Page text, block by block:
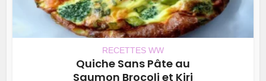
RECETTES WW
Quiche Sans Pâte au
Saumon Brocoli et Kiri